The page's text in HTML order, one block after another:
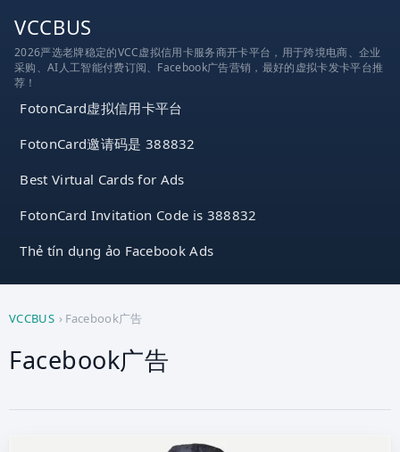
VCCBUS
2026严选老牌稳定的VCC虚拟信用卡服务商开卡平台，用于跨境电商、企业
采购、AI人工智能付费订阅、Facebook广告营销，最好的虚拟卡发卡平台推
荐！
FotonCard虚拟信用卡平台
FotonCard邀请码是 388832
Best Virtual Cards for Ads
FotonCard Invitation Code is 388832
Thẻ tín dụng ảo Facebook Ads
VCCBUS › Facebook广告
Facebook广告